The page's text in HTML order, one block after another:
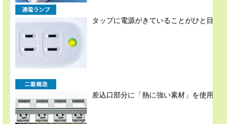
タップに電源がきていることがひと目で
差込口部分に「熱に強い素材」を使用し